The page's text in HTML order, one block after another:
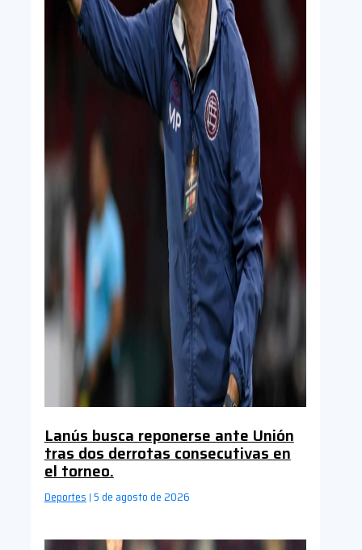
Lanús busca reponerse ante Unión
tras dos derrotas consecutivas en
el torneo.
Deportes | 5 de agosto de 2026